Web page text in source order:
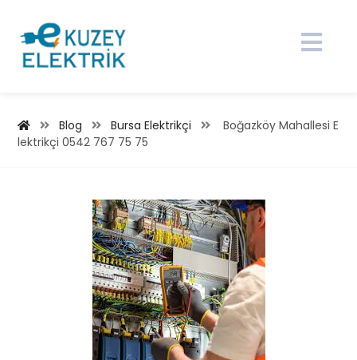
Blog Bursa Elektrikçi
Boğazköy Mahallesi E
lektrikçi 0542 767 75 75